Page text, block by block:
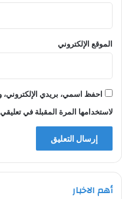
الموقع الإلكتروني
احفظ اسمي، بريدي الإلكتروني،
لاستخدامها المرة المقبلة في
أهم الاخبار